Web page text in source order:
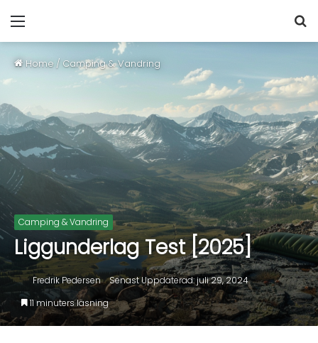
Home / Camping & Vandring
Camping & Vandring
Liggunderlag Test [2025]
Fredrik Pedersen
Senast Uppdaterad: juli 29, 2024
11 minuters läsning